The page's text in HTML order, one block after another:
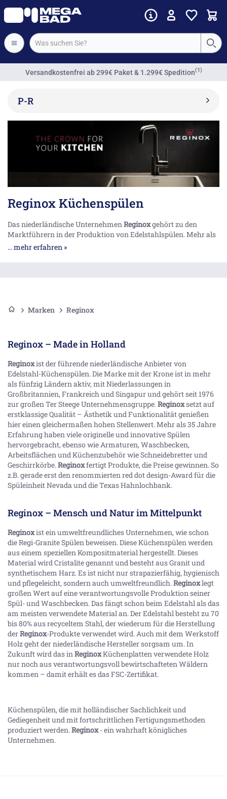
Versandkostenfrei ab 299€ Paket & 1.299€ Spedition(1)
P-R
Reginox Küchenspülen
Das niederländische Unternehmen Reginoxgehört zu den
Marktführern in der Produktion von Edelstahlspülen. Mehr als
einhundert verschiedene Küchen- und Badezimmermodelle
... mehr erfahren »
Marken Reginox
Reginox – Made in Holland
Reginoxist der führende niederländische Anbieter von
Edelstahl-Küchenspülen. Die Marke mit der Krone ist in mehr
als fünfzig Ländern aktiv, mit Niederlassungen in
Großbritannien, Frankreich und Singapur und gehört seit 1976
zur großen Ter Steege Unternehmensgruppe. Reginoxsetzt auf
erstklassige Qualität – Ästhetik und Funktionalität genießen
hier einen gleichermaßen hohen Stellenwert. Mehr als 35 Jahre
Erfahrung haben viele originelle und innovative Spülen
hervorgebracht, ebenso wie Armaturen, Waschbecken,
Arbeitsflächen und Küchenzubehör wie Schneidebretter und
Geschirrkörbe. Reginoxfertigt Produkte, die Preise gewinnen. So
z.B. gerade erst den renommierten red dot design-Award für die
Spüleinheit Nevada und die Texas Hahnlochbank.
Reginox – Mensch und Natur im Mittelpunkt
Reginoxist ein umweltfreundliches Unternehmen, wie schon
die Regi-Granite Spülen beweisen. Diese Küchenspülen werden
aus einem speziellen Kompositmaterial hergestellt. Dieses
Material wird Cristalite genannt und besteht aus Granit und
synthetischem Harz. Es ist nicht nur strapazierfähig, hygienisch
und pflegeleicht, sondern auch umweltfreundlich. Reginoxlegt
großen Wert auf eine verantwortungsvolle Produktion seiner
Spül- und Waschbecken. Das fängt schon beim Edelstahl als das
am meisten verwendete Material an. Der Edelstahl besteht zu 70
bis 80% aus recyceltem Stahl, der wiederum für die Herstellung
derReginox-Produkte verwendet wird. Auch mit dem Werkstoff
Holz geht der niederländische Hersteller sorgsam um. In
Zukunft wird das in ReginoxKüchenplatten verwendete Holz
nur noch aus verantwortungsvoll bewirtschafteten Wäldern
kommen – damit erhält es das FSC-Zertifikat.
Küchenspülen, die mit holländischer Sachlichkeit und
Gediegenheit und mit fortschrittlichen Fertigungsmethoden
produziert werden. Reginox- ein wahrhaft königliches
Unternehmen.